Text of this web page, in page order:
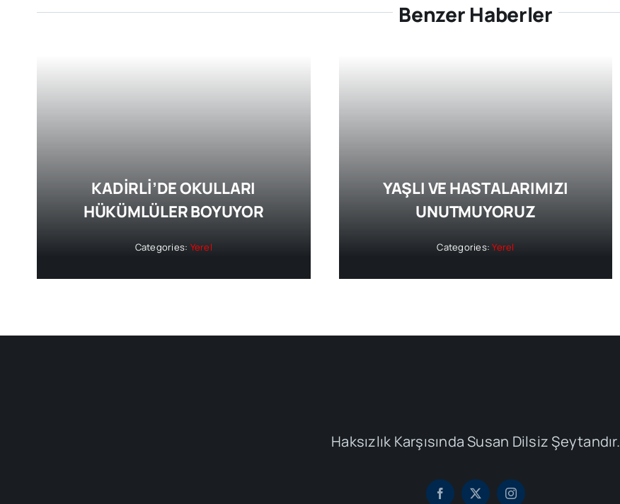
Benzer Haberler
KADİRLİ’DE OKULLARI
HÜKÜMLÜLER BOYUYOR
Categories: Yerel
YAŞLI VE HASTALARIMIZI
UNUTMUYORUZ
Categories:Yerel
Haksızlık Karşısında Susan Dilsiz Şeytandır.